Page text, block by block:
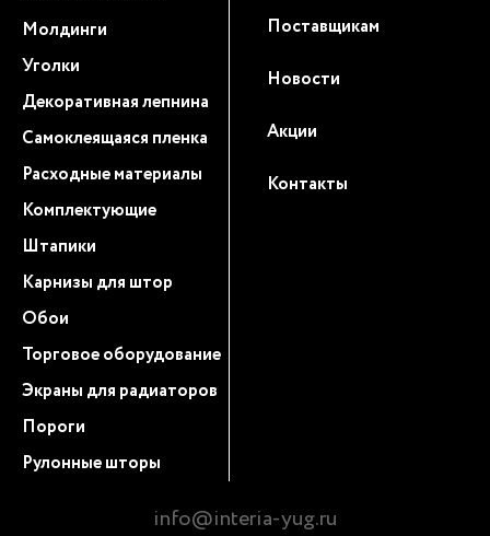
Молдинги
Уголки
Декоративная лепнина
Самоклеящаяся пленка
Расходные материалы
Комплектующие
Штапики
Карнизы для штор
Обои
Торговое оборудование
Экраны для радиаторов
Пороги
Рулонные шторы
Поставщикам
Новости
Акции
Контакты
info@interia-yug.ru